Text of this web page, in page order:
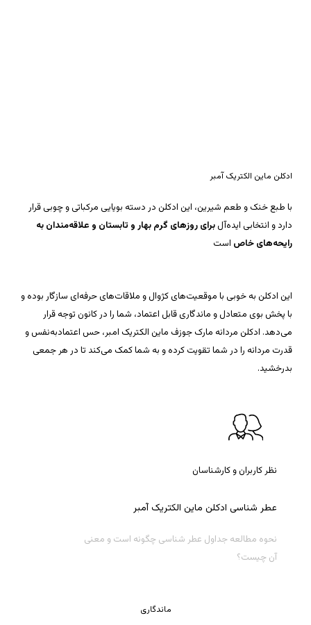
ادکلن ماین الکتریک آمبر
با طبع خنک و طعم شیرین، این ادکلن در دسته بویایی مرکباتی و چوبی قرار
دارد و انتخابی ایده‌آلبرای روزهای گرم بهار و تابستان و علاقه‌مندان به
رایحه‌های خاص است
این ادکلن به خوبی با موقعیت‌های کژوال و ملاقات‌های حرفه‌ای سازگار بوده و
با پخش بوی متعادل و ماندگاری قابل اعتماد، شما را در کانون توجه قرار
می‌دهد. ادکلن مردانه مارک جوزف ماین الکتریک امبر، حس اعتمادبه‌نفس و
قدرت مردانه را در شما تقویت کرده و به شما کمک می‌کند تا در هر جمعی
بدرخشید.
نظر کاربران و کارشناسان
عطر شناسی ادکلن ماین الکتریکآمبر
نحوه مطالعه جداول عطر شناسی چگونه است و معنی
آن چیست؟
ماندگاری